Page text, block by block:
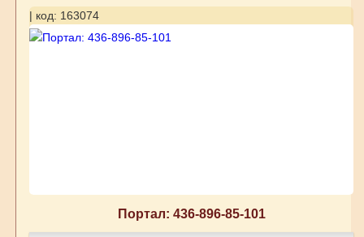
| код: 163074
Портал: 436-896-85-101